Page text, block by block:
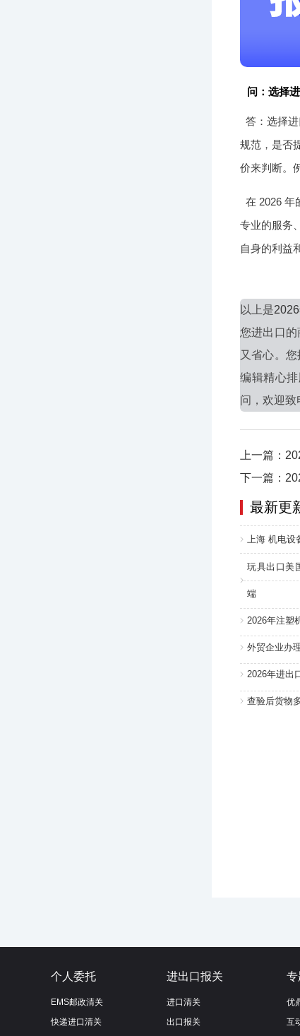
问：选择
答：选择
规范，是否
价来判断。
在 2026 年
专业的服务
自身的利益
以上是
您进出口
又省心。
编辑精心
问，欢迎致
上一篇：
下一篇：
最新更
上海 机电设
玩具出口美
端
2026年注塑
外贸企业办
2026年进出
查验后货物
个人委托
EMS邮政清关
快递进口清关
进出口报关
进口清关
出口报关
专
优
互